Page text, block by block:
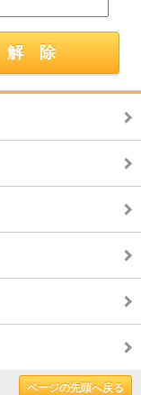
ページの先頭へ戻る